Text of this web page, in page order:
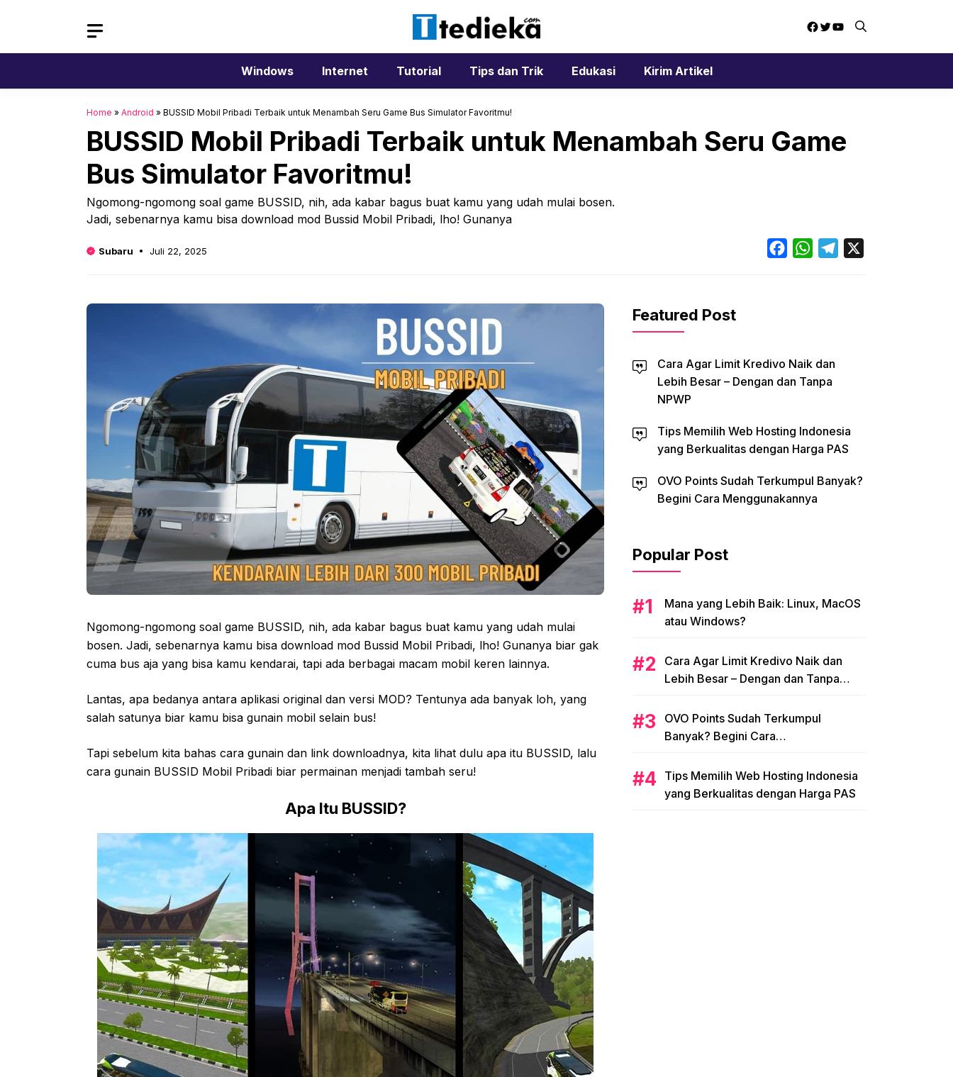
Facebook
Twitter
YouTube
Windows Internet Tutorial Tips dan Trik Edukasi Kirim Artikel
Home » Android » BUSSID Mobil Pribadi Terbaik untuk Menambah Seru Game Bus Simulator Favoritmu!
BUSSID Mobil Pribadi Terbaik untuk Menambah Seru Game
Bus Simulator Favoritmu!
Ngomong-ngomong soal game BUSSID, nih, ada kabar bagus buat kamu yang udah mulai bosen.
Jadi, sebenarnya kamu bisa download mod Bussid Mobil Pribadi, lho! Gunanya
Subaru Juli 22, 2025 FacebookWhatsAppTelegram
Ngomong-ngomong soal game BUSSID, nih, ada kabar bagus buat kamu yang udah mulai
bosen. Jadi, sebenarnya kamu bisa download mod Bussid Mobil Pribadi, lho! Gunanya biar gak
cuma bus aja yang bisa kamu kendarai, tapi ada berbagai macam mobil keren lainnya.
Lantas, apa bedanya antara aplikasi original dan versi MOD? Tentunya ada banyak loh, yang
salah satunya biar kamu bisa gunain mobil selain bus!
Tapi sebelum kita bahas cara gunain dan link downloadnya, kita lihat dulu apa itu BUSSID, lalu
cara gunain BUSSID Mobil Pribadi biar permainan menjadi tambah seru!
Apa Itu BUSSID?
Featured Post
Cara Agar Limit Kredivo Naik dan
Lebih Besar – Dengan dan Tanpa
NPWP
Tips Memilih Web Hosting Indonesia
yang Berkualitas dengan Harga PAS
OVO Points Sudah Terkumpul Banyak?
Begini Cara Menggunakannya
Popular Post
Mana yang Lebih Baik: Linux, MacOS
atau Windows?
Cara Agar Limit Kredivo Naik dan
Lebih Besar – Dengan dan Tanpa
OVO Points Sudah Terkumpul
Banyak? Begini Cara
Tips Memilih Web Hosting Indonesia
yang Berkualitas dengan Harga PAS